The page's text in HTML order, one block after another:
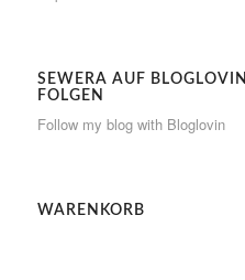
SEWERA AUF BLOGLOVIN
FOLGEN
Follow my blog with Bloglovin
WARENKORB